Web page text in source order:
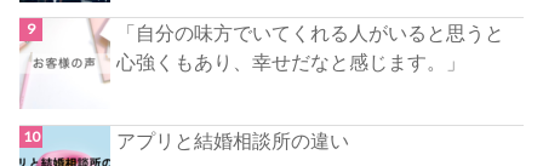
「自分の味方でいてくれる人がいると思うと
心強くもあり、幸せだなと感じます。」
アプリと結婚相談所の違い